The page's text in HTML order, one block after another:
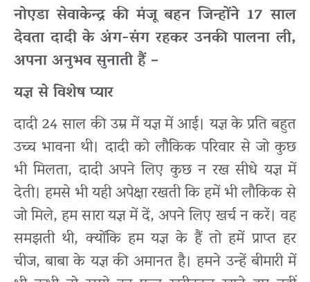
नोएडा सेवाकेन्द्र की मंजू बहन जिन्होंने 17 साल
देवता दादी के अंग-संग रहकर उनकी पालना ली,
अपना अनुभव सुनाती हैं –
यज्ञ से विशेष प्यार
दादी 24 साल की उम्र में यज्ञ में आई। यज्ञ के प्रति बहुत
उच्च भावना थी। दादी को लौकिक परिवार से जो कुछ
भी मिलता, दादी अपने लिए कुछ न रख सीधे यज्ञ में
देती। हमसे भी यही अपेक्षा रखती कि हमें भी लौकिक से
जो मिले, हम सारा यज्ञ में दें, अपने लिए खर्च न करें। वह
समझती थी, क्योंकि हम यज्ञ के हैं तो हमें प्राप्त हर
चीज, बाबा के यज्ञ की अमानत है। हमने उन्हें बीमारी में